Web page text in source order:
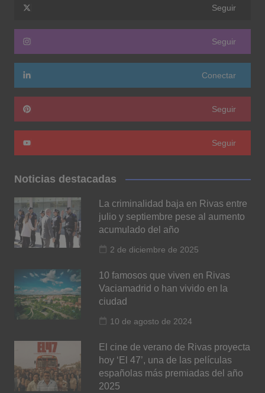
Seguir
Seguir
Conectar
Seguir
Seguir
Noticias destacadas
La criminalidad baja en Rivas entre
julio y septiembre pese al aumento
acumulado del año
2 de diciembre de 2025
10 famosos que viven en Rivas
Vaciamadrid o han vivido en la
ciudad
10 de agosto de 2024
El cine de verano de Rivas proyecta
hoy ‘El 47’, una de las películas
españolas más premiadas del año
2025